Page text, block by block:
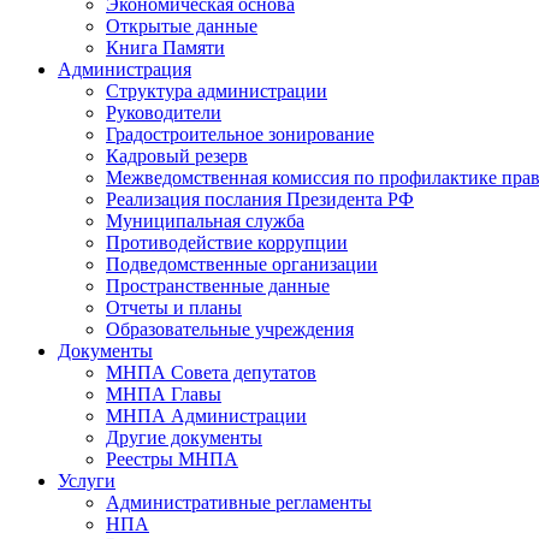
Экономическая основа
Открытые данные
Книга Памяти
Администрация
Структура администрации
Руководители
Градостроительное зонирование
Кадровый резерв
Межведомственная комиссия по профилактике
Реализация послания Президента РФ
Муниципальная служба
Противодействие коррупции
Подведомственные организации
Пространственные данные
Отчеты и планы
Образовательные учреждения
Документы
МНПА Совета депутатов
МНПА Главы
МНПА Администрации
Другие документы
Реестры МНПА
Услуги
Административные регламенты
НПА